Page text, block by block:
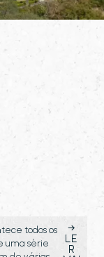
todos os
uma série
→
LE
R